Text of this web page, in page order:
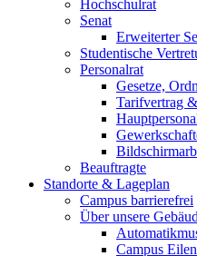
Hochschulrat
Senat
Erweiterter
Studentische
Personalrat
Gesetze,
Tarifvertrag
Beauftragte
Standorte & Lageplan
Campus barrierefrei
Über unsere
Campus